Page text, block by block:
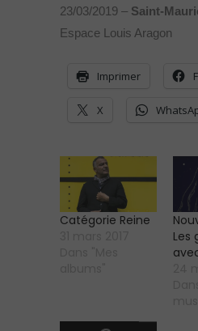
23/03/2019 – Saint-
Espace Louis Aragon
Imprimer
X
Catégorie Reine
Les